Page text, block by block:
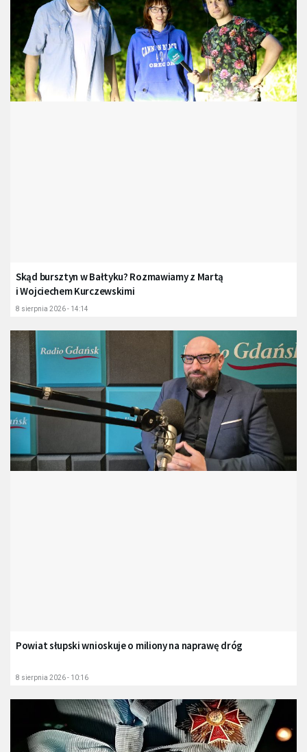
Skąd bursztyn w Bałtyku? Rozmawiamy z Martą
i Wojciechem Kurczewskimi
8 sierpnia 2026 - 14:14
Powiat słupski wnioskuje o miliony na naprawę dróg
8 sierpnia 2026 - 10:16